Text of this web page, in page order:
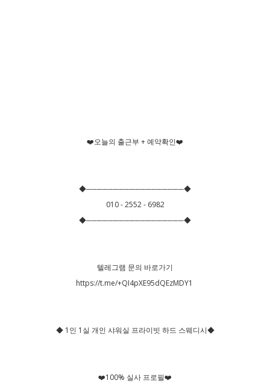
❤️오늘의 출근부 + 예약확인❤️
◆──────────────────◆
010 - 2552 - 6982
◆──────────────────◆
텔레그램 문의 바로가기
https://t.me/+QI4pXE95dQEzMDY1
◆ 1인 1실 개인 샤워실 프라이빗 하드 스웨디시◆
❤️100% 실사 프로필❤️